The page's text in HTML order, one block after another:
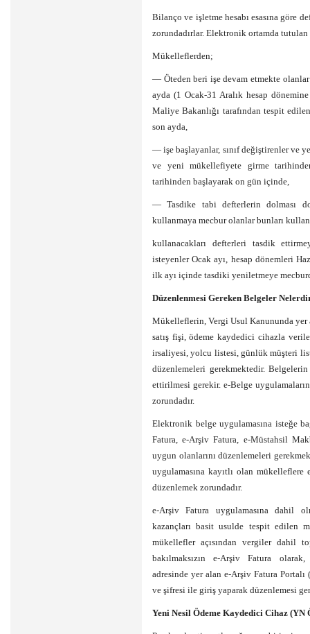
Bilanço ve işletme hesabı esasına göre
zorundadırlar. Elektronik ortamda
Mükelleflerden;
— Öteden beri işe devam etmekte
ayda (1 Ocak-31 Aralık hesap
Maliye Bakanlığı tarafından tespit
son ayda,
— işe başlayanlar, sınıf değiştirenler ve
ve yeni mükellefiyete girme
tarihinden başlayarak on gün içinde,
— Tasdike tabi defterlerin dolması
kullanmaya mecbur olanlar bunları
kullanacakları defterleri tasdik
isteyenler Ocak ayı, hesap dönemleri
ilk ayı içinde tasdiki yeniletmeye
Düzenlenmesi Gereken Belgeler
Mükelleflerin, Vergi Usul Kanununda yer
satış fişi, ödeme kaydedici cihazla
irsaliyesi, yolcu listesi, günlük müşteri
düzenlemeleri gerekmektedir. Belgelerin
ettirilmesi gerekir. e-Belge
zorundadır.
Elektronik belge uygulamasına isteğe
Fatura, e-Arşiv Fatura, e-Müstahsil
uygun olanlarını düzenlemeleri
uygulamasına kayıtlı olan
düzenlemek zorundadır.
e-Arşiv Fatura uygulamasına dahil
kazançları basit usulde tespit edilen
mükellefler açısından vergiler dahil
bakılmaksızın e-Arşiv Fatura olarak,
adresinde yer alan e-Arşiv Fatura
ve şifresi ile giriş yaparak düzenlemesi
Yeni Nesil Ödeme Kaydedici Cihaz